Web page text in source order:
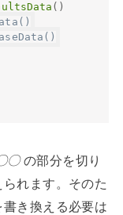
( )
〇の部分を切り
れます。そのた
き換える必要は